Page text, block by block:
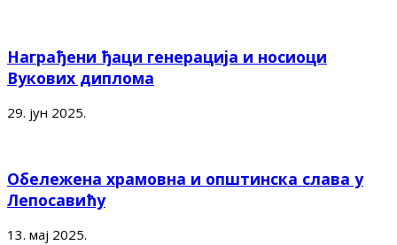
Награђени ђаци генерација и носиоци
Вукових диплома
29. јун 2025.
Обележена храмовна и општинска слава у
Лепосавићу
13. мај 2025.